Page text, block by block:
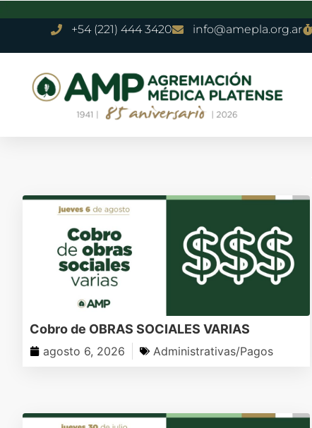
+54 (221) 444 3420 info@amepla.org.ar
Cobro de OBRAS SOCIALES VARIAS
agosto 6, 2026 Administrativas/Pagos